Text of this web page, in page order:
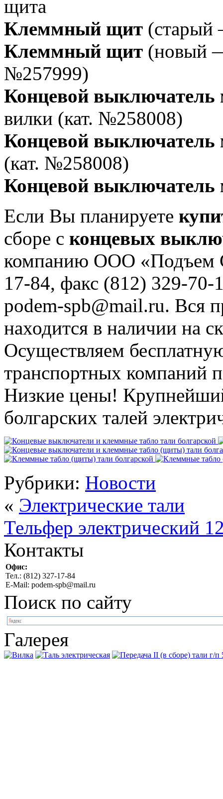
щита
Клеммный щит (старый
Клеммный щит (новый
№257999)
Концевой
вилки (кат. №258008)
Концевой
(кат. №258008)
Концевой
Если Вы планируете
сборе с концевых
компанию ООО «Подъем
17-84, факс (812) 329-70-
podem-spb@mail.ru. Вся
находится в наличии на
Осуществляем
транспортных компаний
Низкие цены!
болгарских талей
Рубрики: Новости
« Электрические тали
Тельфер электрический
Контакты
Офис:
Тел.: (812) 327-17-84
E-Mail: podem-spb@mail.ru
Поиск по сайту
Галерея